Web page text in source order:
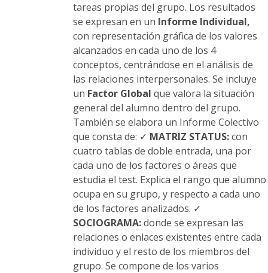
tareas propias del grupo. Los resultados
se expresan en un Informe Individual,
con representación gráfica de los valores
alcanzados en cada uno de los 4
conceptos, centrándose en el análisis de
las relaciones interpersonales. Se incluye
un Factor Global que valora la situación
general del alumno dentro del grupo.
También se elabora un Informe Colectivo
que consta de: ✓ MATRIZ STATUS:con
cuatro tablas de doble entrada, una por
cada uno de los factores o áreas que
estudia el test. Explica el rango que alumno
ocupa en su grupo, y respecto a cada uno
de los factores analizados. ✓
SOCIOGRAMA:donde se expresan las
relaciones o enlaces existentes entre cada
individuo y el resto de los miembros del
grupo. Se compone de los varios